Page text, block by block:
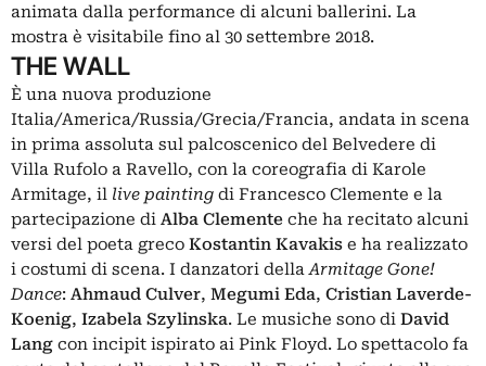
animata dalla performance di alcuni ballerini. La
mostra è visitabile fino al 30 settembre 2018.
THE WALL
È una nuova produzione
Italia/America/Russia/Grecia/Francia, andata in scena
in prima assoluta sul palcoscenico del Belvedere di
Villa Rufolo a Ravello, con la coreografia di Karole
Armitage, il live painting di Francesco Clemente e la
partecipazione di Alba Clemente che ha recitato alcuni
versi del poeta greco Kostantin Kavakis e ha realizzato
i costumi di scena. I danzatori dellaArmitage Gone!
Dance: Ahmaud Culver, Megumi Eda, Cristian Laverde-
Koenig, Izabela Szylinska. Le musiche sono di David
Lang con incipit ispirato ai Pink Floyd. Lo spettacolo fa